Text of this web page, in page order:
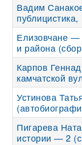
Вадим
Елизовчане —
и района
Карпов
камчатской
Устинова
Пигарева
истории — 2